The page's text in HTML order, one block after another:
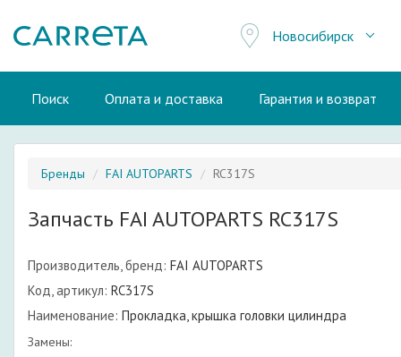
Новосибирск
Поиск Оплата и доставка Гарантия и возврат
Бренды FAI AUTOPARTS RC317S
Запчасть FAI AUTOPARTS RC317S
Производитель, бренд: FAI AUTOPARTS
Код, артикул: RC317S
Наименование: Прокладка, крышка головки цилиндра
Замены: